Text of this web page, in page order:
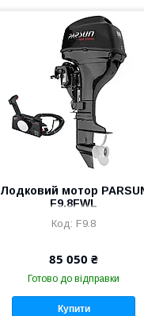
Лодковий мотор
F9.8FWL
F9.8
85 050 ₴
Готово до відправки
Купити